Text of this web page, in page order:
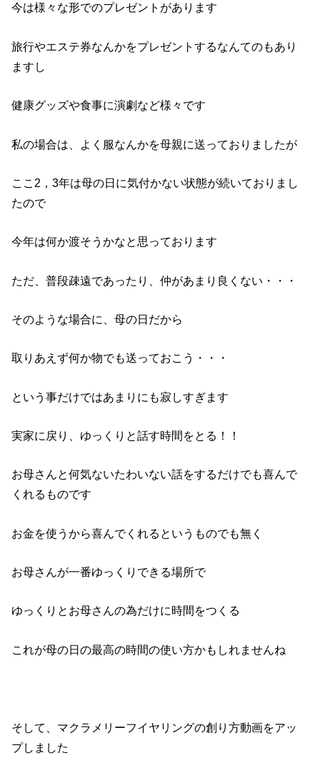
今は様々な形でのプレゼントがあります
旅行やエステ券なんかをプレゼントするなんてのもあり
ますし
健康グッズや食事に演劇など様々です
私の場合は、よく服なんかを母親に送っておりましたが
ここ2，3年は母の日に気付かない状態が続いておりまし
たので
今年は何か渡そうかなと思っております
ただ、普段疎遠であったり、仲があまり良くない・・・
そのような場合に、母の日だから
取りあえず何か物でも送っておこう・・・
という事だけではあまりにも寂しすぎます
実家に戻り、ゆっくりと話す時間をとる！！
お母さんと何気ないたわいない話をするだけでも喜んで
くれるものです
お金を使うから喜んでくれるというものでも無く
お母さんが一番ゆっくりできる場所で
ゆっくりとお母さんの為だけに時間をつくる
これが母の日の最高の時間の使い方かもしれませんね
そして、マクラメリーフイヤリングの創り方動画をアッ
プしました